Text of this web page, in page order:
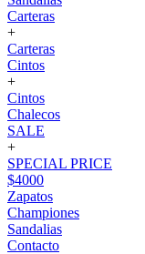
Carteras
+
Carteras
Cintos
+
Cintos
Chalecos
SALE
+
SPECIAL PRICE
$4000
Zapatos
Championes
Sandalias
Contacto